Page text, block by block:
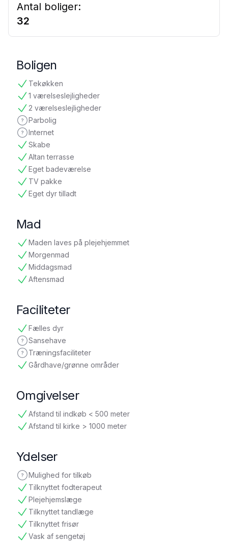
Antal boliger:
32
Boligen
Tekøkken
tilgængelig
1 værelseslejligheder
tilgængelig
2 værelseslejligheder
tilgængelig
Parbolig
ikke oplyst
Internet
ikke oplyst
Skabe
tilgængelig
Altan terrasse
tilgængelig
Eget badeværelse
tilgængelig
TV pakke
tilgængelig
Eget dyr tilladt
tilgængelig
Mad
Maden laves på plejehjemmet
tilgængelig
Morgenmad
tilgængelig
Middagsmad
tilgængelig
Aftensmad
tilgængelig
Faciliteter
Fælles dyr
tilgængelig
Sansehave
ikke oplyst
Træningsfaciliteter
ikke oplyst
Gårdhave/grønne områder
tilgængelig
Omgivelser
Afstand til indkøb < 500 meter
tilgængelig
Afstand til kirke > 1000 meter
tilgængelig
Ydelser
Mulighed for tilkøb
ikke oplyst
Tilknyttet fodterapeut
tilgængelig
Plejehjemslæge
tilgængelig
Tilknyttet tandlæge
tilgængelig
Tilknyttet frisør
tilgængelig
Vask af sengetøj